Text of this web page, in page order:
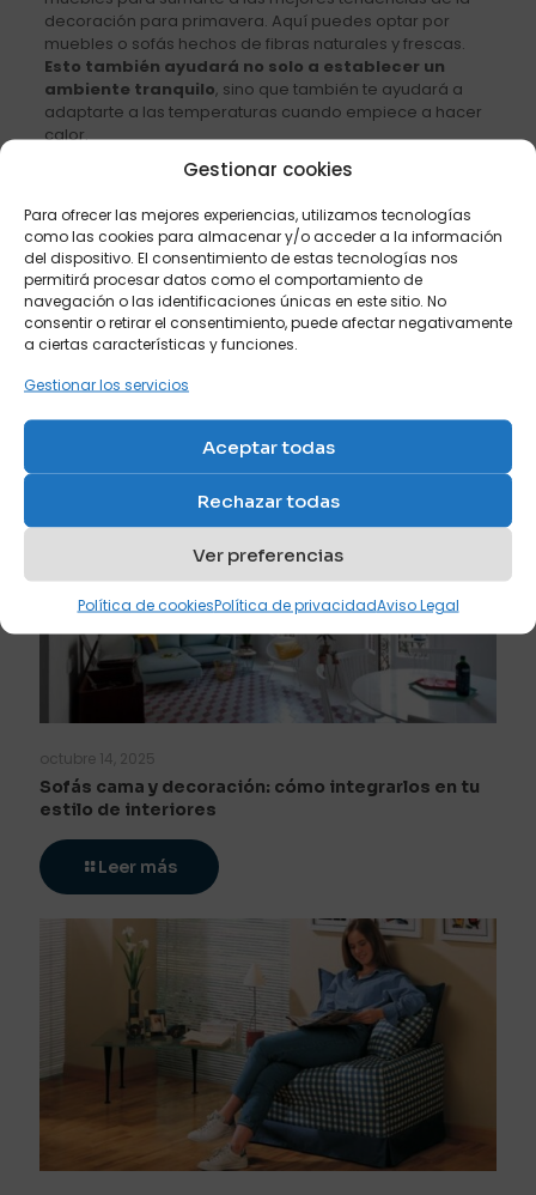
Gestionar cookies
Para ofrecer las mejores experiencias, utilizamos tecnologías
como las cookies para almacenar y/o acceder a la información
del dispositivo. El consentimiento de estas tecnologías nos
permitirá procesar datos como el comportamiento de
navegación o las identificaciones únicas en este sitio. No
consentir o retirar el consentimiento, puede afectar negativamente
a ciertas características y funciones.
Gestionar los servicios
Aceptar todas
Rechazar todas
Ver preferencias
Política de cookiesPolítica de privacidadAviso Legal
decoración para primavera. Aquí puedes optar por
muebles o sofás hechos de fibras naturales y frescas.
Esto también ayudará no solo a establecer un
ambiente tranquilo, sino que también te ayudará a
adaptarte a las temperaturas cuando empiece a hacer
calor.
Compartir
Francisco Cruces
Gerente y propietario de Sofás
Cama Cruces.
Posts relacionados
octubre 14, 2025
Sofás cama y decoración: cómo integrarlos en tu
estilo de interiores
Leer más